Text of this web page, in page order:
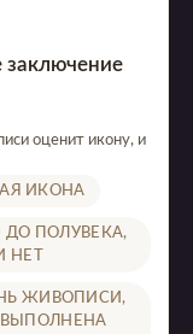
заключение
оценит икону, и
ИКОНА
ПОЛУВЕКА,
НЕТ
ЖИВОПИСИ,
ВЫПОЛНЕНА